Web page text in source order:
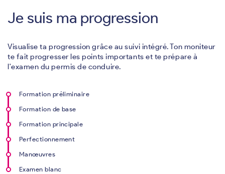
Je suis ma progression
Visualise ta progression grâce au suivi intégré. Ton moniteur
te fait progresser les points importants et te prépare à
l'examen du permis de conduire.
Formation préliminaire
Formation de base
Formation principale
Perfectionnement
Manœuvres
Examen blanc